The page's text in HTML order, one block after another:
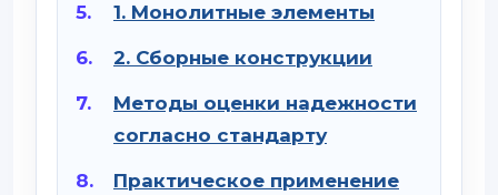
1. Монолитные элементы
2. Сборные конструкции
Методы оценки надежности
согласно стандарту
Практическое применение